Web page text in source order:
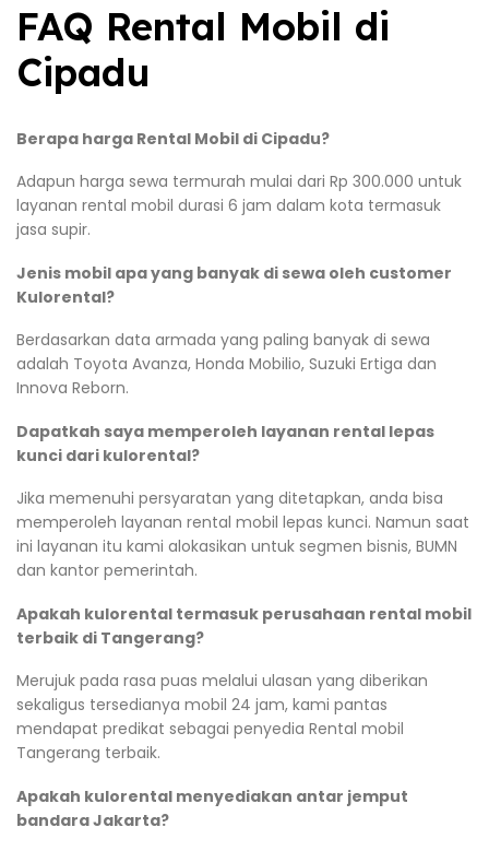
FAQ Rental Mobil di
Cipadu
Berapa harga Rental Mobil di Cipadu?
Adapun harga sewa termurah mulai dari Rp 300.000 untuk
layanan rental mobil durasi 6 jam dalam kota termasuk
jasa supir.
Jenis mobil apa yang banyak di sewa oleh customer
Kulorental?
Berdasarkan data armada yang paling banyak di sewa
adalah Toyota Avanza, Honda Mobilio, Suzuki Ertiga dan
Innova Reborn.
Dapatkah saya memperoleh layanan rental lepas
kunci dari kulorental?
Jika memenuhi persyaratan yang ditetapkan, anda bisa
memperoleh layanan rental mobil lepas kunci. Namun saat
ini layanan itu kami alokasikan untuk segmen bisnis, BUMN
dan kantor pemerintah.
Apakah kulorental termasuk perusahaan rental mobil
terbaik di Tangerang?
Merujuk pada rasa puas melalui ulasan yang diberikan
sekaligus tersedianya mobil 24 jam, kami pantas
mendapat predikat sebagai penyedia Rental mobil
Tangerang terbaik.
Apakah kulorental menyediakan antar jemput
bandara Jakarta?